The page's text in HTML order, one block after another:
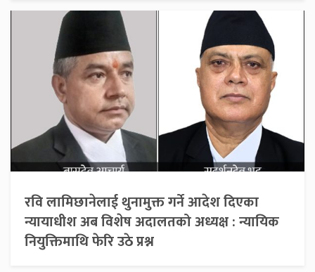
रवि लामिछानेलाई थुनामुक्त गर्ने आदेश दिएका
न्यायाधीश अब विशेष अदालतको अध्यक्ष : न्यायिक
नियुक्तिमाथि फेरि उठे प्रश्न